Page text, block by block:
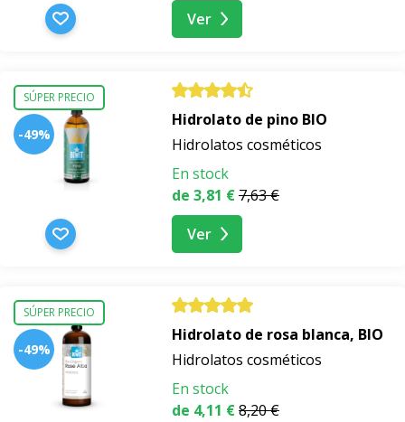
Ver
SÚPER PRECIO
-49%
Hidrolato de pino BIO
Hidrolatos cosméticos
En stock
de 3,81 €7,63 €
Ver
SÚPER PRECIO
-49%
Hidrolato de rosa blanca, BIO
Hidrolatos cosméticos
En stock
de 4,11 €8,20 €